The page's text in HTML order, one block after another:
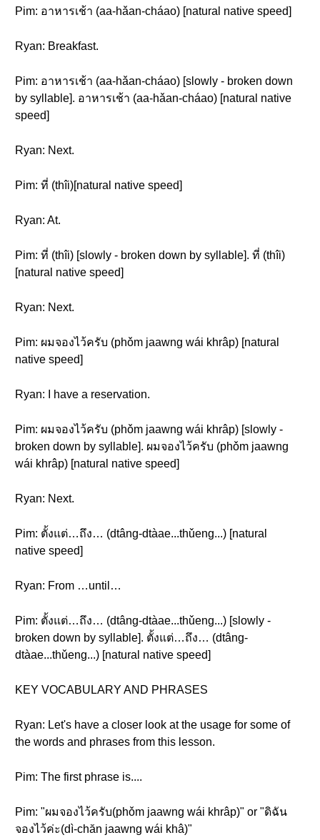
Pim: อาหารเช้า (aa-hǎan-cháao) [natural native speed]
Ryan: Breakfast.
Pim: อาหารเช้า (aa-hǎan-cháao) [slowly - broken down
by syllable]. อาหารเช้า (aa-hǎan-cháao) [natural native
speed]
Ryan: Next.
Pim: ที่ (thîi)[natural native speed]
Ryan: At.
Pim: ที่ (thîi) [slowly - broken down by syllable]. ที่ (thîi)
[natural native speed]
Ryan: Next.
Pim: ผมจองไว้ครับ (phǒm jaawng wái khrâp) [natural
native speed]
Ryan: I have a reservation.
Pim: ผมจองไว้ครับ (phǒm jaawng wái khrâp) [slowly -
broken down by syllable]. ผมจองไว้ครับ (phǒm jaawng
wái khrâp) [natural native speed]
Ryan: Next.
Pim: ตั้งแต่…ถึง… (dtâng-dtàae...thǔeng...) [natural
native speed]
Ryan: From …until…
Pim: ตั้งแต่…ถึง… (dtâng-dtàae...thǔeng...) [slowly -
broken down by syllable]. ตั้งแต่…ถึง… (dtâng-
dtàae...thǔeng...) [natural native speed]
KEY VOCABULARY AND PHRASES
Ryan: Let's have a closer look at the usage for some of
the words and phrases from this lesson.
Pim: The first phrase is....
Pim: "ผมจองไว้ครับ(phǒm jaawng wái khrâp)" or "ดิฉัน
จองไว้ค่ะ(dì-chăn jaawng wái khâ)"